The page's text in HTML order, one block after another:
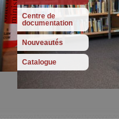
Centre de
documentation
Nouveautés
Catalogue